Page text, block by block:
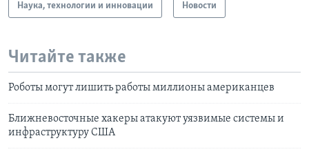
Наука, технологии и инновации Новости
Читайте также
Роботы могут лишить работы миллионы американцев
Ближневосточные хакеры атакуют уязвимые системы и
инфраструктуру США